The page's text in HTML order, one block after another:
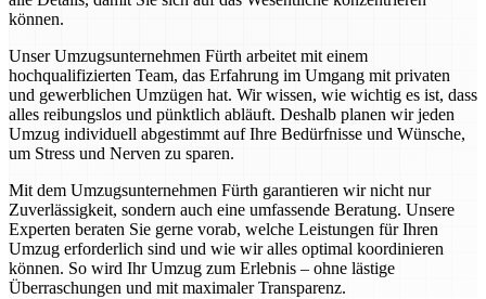
können.
Unser Umzugsunternehmen Fürth arbeitet mit einem
hochqualifizierten Team, das Erfahrung im Umgang mit privaten
und gewerblichen Umzügen hat. Wir wissen, wie wichtig es ist, dass
alles reibungslos und pünktlich abläuft. Deshalb planen wir jeden
Umzug individuell abgestimmt auf Ihre Bedürfnisse und Wünsche,
um Stress und Nerven zu sparen.
Mit dem Umzugsunternehmen Fürth garantieren wir nicht nur
Zuverlässigkeit, sondern auch eine umfassende Beratung. Unsere
Experten beraten Sie gerne vorab, welche Leistungen für Ihren
Umzug erforderlich sind und wie wir alles optimal koordinieren
können. So wird Ihr Umzug zum Erlebnis – ohne lästige
Überraschungen und mit maximaler Transparenz.